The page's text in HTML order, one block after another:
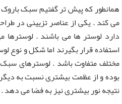
همانطور که پیش تر گفتیم سبک باروک
می کند . یکی از عناصر تزیینی در
دارد لوستر ها می باشند . لوسترها
استفاده قرار بگیرند اما شکل و
مختلف متفاوت باشد . لوسترهای
بوده و از عظمت بیشتری نسبت به
نتیجه نور بیشتری نیز به فضا می دهد .